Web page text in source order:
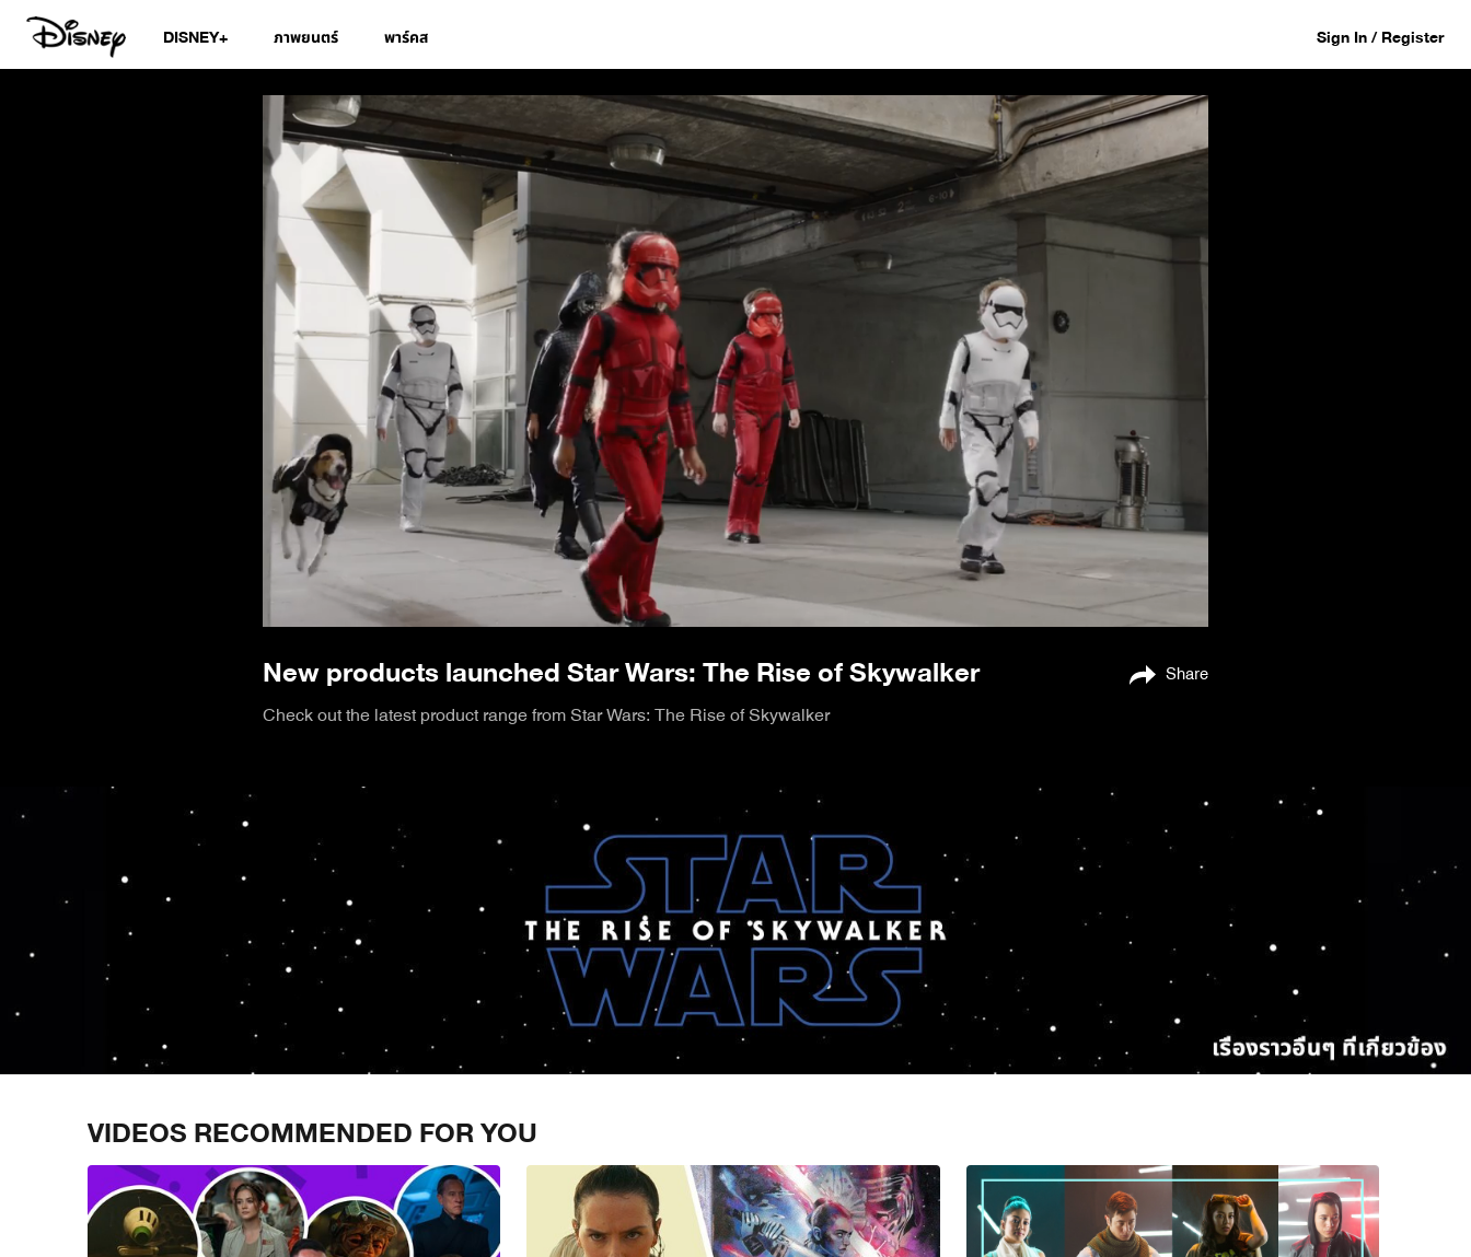
DISNEY+ ภาพยนตร์ พาร์คส Sign In / Register
New products launched Star Wars: The Rise of Skywalker
/
New products launched Star Wars: The Rise of Skywalker Share
Check out the latest product range from Star Wars: The Rise of Skywalker
VIDEOS RECOMMENDED FOR YOU